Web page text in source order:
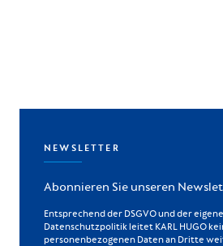
NEWSLETTER
Abonnieren Sie unseren
Entsprechend der DSGVO und der
Datenschutzpolitik leitet KARL HUGO
personenbezogenen Daten an Dritte